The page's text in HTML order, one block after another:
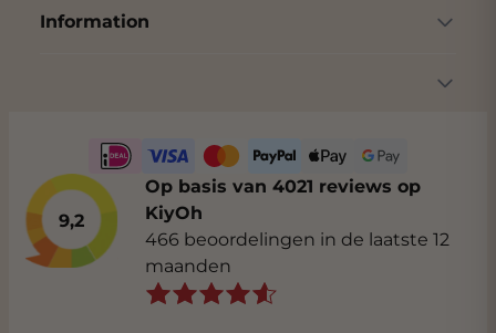
Information
9,2
Op basis van 4021 reviews op
KiyOh
466 beoordelingen in de laatste 12
maanden